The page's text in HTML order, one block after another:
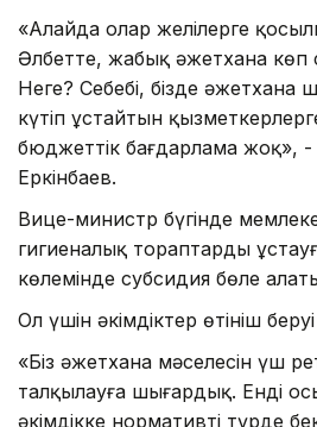
«Алайда олар желілерге
Әлбетте, жабық әжетхана
Неге? Себебі, бізде
күтіп ұстайтын
бюджеттік бағдарлама жоқ»,
Еркінбаев.
Вице-министр бүгінде
гигиеналық тораптарды
көлемінде субсидия бөле
Ол үшін әкімдіктер өтініш
«Біз әжетхана мәселесін үш
талқылауға шығардық. Енді
әкімдікке нормативті түрде